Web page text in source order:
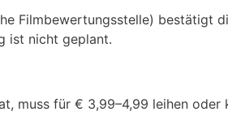
Filmbewertungsstelle) bestätigt
ist nicht geplant.
muss für € 3,99–4,99 leihen oder